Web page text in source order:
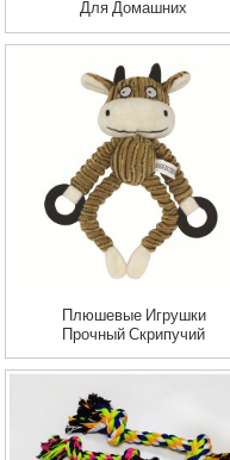
Для Домашних
Stuffing Animals Dog
Plush Chew Toy
Плюшевые Игрушки
Прочный Скрипучий
Плюш Собака Жевать
Зубы Игрушка
Плюшевые Милые
Животные Игрушка
Для Домашних
Животных